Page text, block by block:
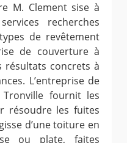
M. Clement sise à
recherches
de revêtement
de couverture à
résultats concrets à
L’entreprise de
fournit les
résoudre les fuites
d’une toiture en
ou plate, faites